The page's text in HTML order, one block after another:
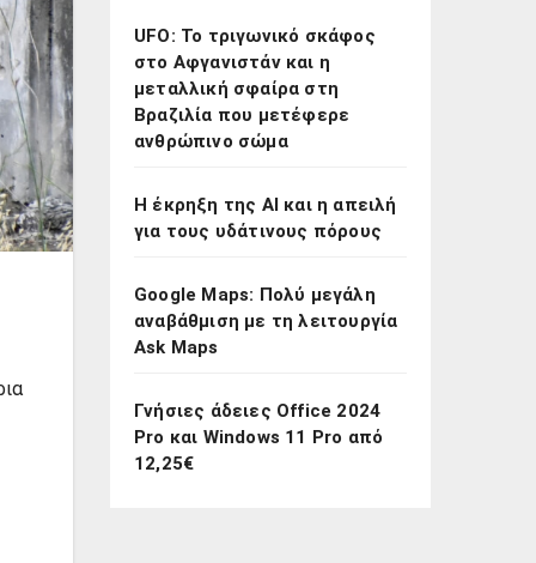
UFO: Το τριγωνικό σκάφος
στο Αφγανιστάν και η
μεταλλική σφαίρα στη
Βραζιλία που μετέφερε
ανθρώπινο σώμα
Η έκρηξη της AI και η απειλή
για τους υδάτινους πόρους
Google Maps: Πολύ μεγάλη
αναβάθμιση με τη λειτουργία
Ask Maps
Γνήσιες άδειες Office 2024
Pro και Windows 11 Pro από
12,25€